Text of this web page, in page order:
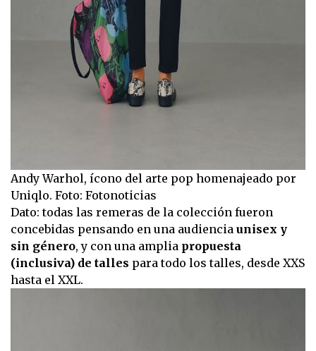
Andy Warhol, ícono del arte pop homenajeado por
Uniqlo. Foto: Fotonoticias
Dato: todas las remeras de la colección fueron
concebidas pensando en una audiencia unisex y
sin género, y con una amplia propuesta
(inclusiva) de talles para todo los talles, desde XXS
hasta el XXL.